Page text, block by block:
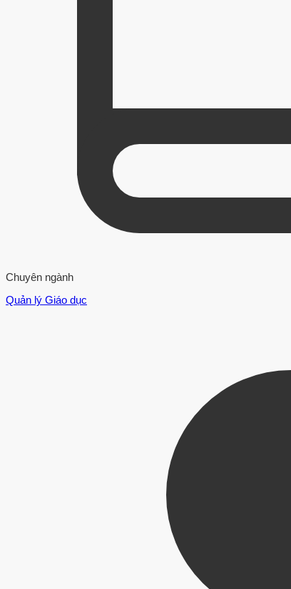
Chuyên ngành
Quản lý Giáo dục